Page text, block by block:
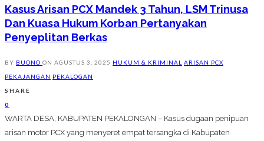
Kasus Arisan PCX Mandek 3 Tahun, LSM Trinusa
Dan Kuasa Hukum Korban Pertanyakan
Penyeplitan Berkas
BY BUONO ON AGUSTUS 3, 2025 HUKUM & KRIMINAL ARISAN PCX
PEKAJANGAN PEKALOGAN
SHARE
0
WARTA DESA, KABUPATEN PEKALONGAN – Kasus dugaan penipuan
arisan motor PCX yang menyeret empat tersangka di Kabupaten